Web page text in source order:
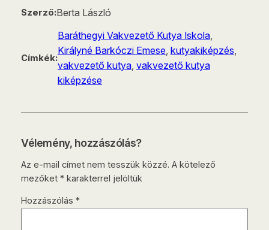
Szerző:Berta László
Címkék:
Baráthegyi Vakvezető Kutya Iskola
Királyné Barkóczi Emese, kutyakiképzés
vakvezető kutya, vakvezető kutya
kiképzése
Vélemény, hozzászólás?
Az e-mail címet nem tesszük közzé. A kötelező
mezőket *karakterrel jelöltük
Hozzászólás *